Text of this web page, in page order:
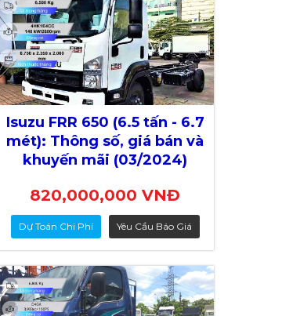
Isuzu FRR 650 (6.5 tấn - 6.7
mét): Thông số, giá bán và
khuyến mãi (03/2024)
820,000,000 VNĐ
Dự Toán Chi Phí Yêu Cầu Báo Giá